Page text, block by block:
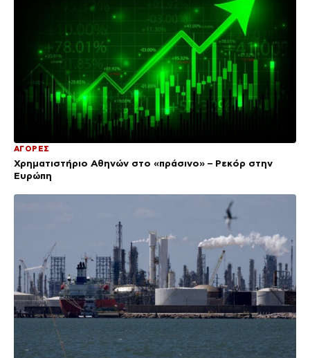
ΑΓΟΡΕΣ
Χρηματιστήριο Αθηνών στο «πράσινο» – Ρεκόρ στην
Ευρώπη